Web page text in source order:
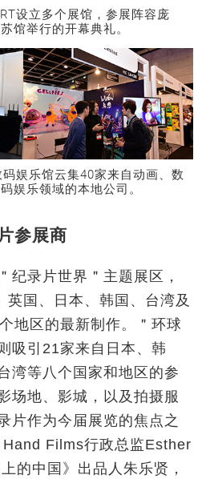
设立多个展馆，参展阵容庞
馆举行的开幕典礼。
娱乐馆云集40家来自动画、数
娱乐领域的本地公司。
参展商
纪录片世界＂主题展区，
英国、日本、韩国、台湾及
地区的最新制作。＂环球
吸引21家来自日本、韩
湾等八个国家和地区的参
场地、影城，以及拍摄服
片作为今届展览的焦点之
Films行政总监Esther
的中国》出品人朱乐贤，